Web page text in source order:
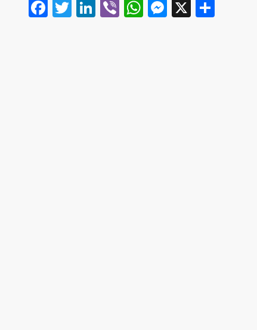
Facebook
Twitter
LinkedIn
ViberWhatsApp
Messenger
X